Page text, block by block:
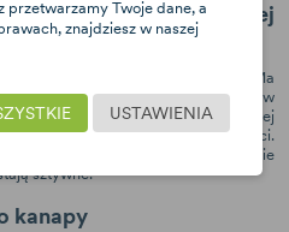
dla wzmożonej
fotelika samochodowego. Ma
newralgicznych obszarów
Zagłówek wykonany jest z wysokiej
się strefami o różnej elastyczności.
strefy po wewnętrznej stronie
sztywne.
kanapy
Twoje dane, a
znajdziesz w naszej
USTAWIENIA